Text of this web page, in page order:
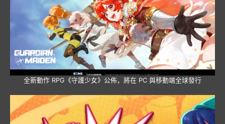
全新動作 RPG《守護少女》公佈，將在 PC 與移動端全球發行